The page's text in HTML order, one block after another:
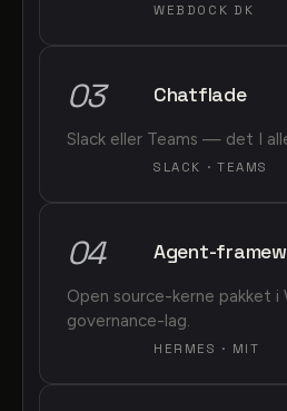
WEBDOCK DK
03 Chatflade
Slack eller Teams — det I
SLACK · TEAMS
04 Agent-
Open source-kerne pakket i
governance-lag.
HERMES · MIT